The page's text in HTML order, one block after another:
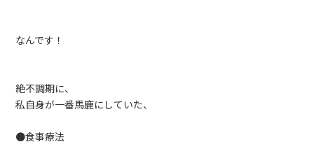
なんです！
絶不調期に、
私自身が一番馬鹿にしていた、
●食事療法